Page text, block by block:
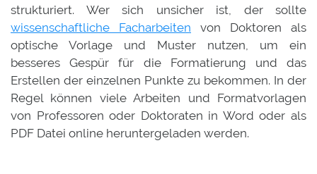
strukturiert. Wer sich unsicher ist, der sollte
wissenschaftliche Facharbeiten von Doktoren als
optische Vorlage und Muster nutzen, um ein
besseres Gespür für die Formatierung und das
Erstellen der einzelnen Punkte zu bekommen. In der
Regel können viele Arbeiten und Formatvorlagen
von Professoren oder Doktoraten in Word oder als
PDF Datei online heruntergeladen werden.